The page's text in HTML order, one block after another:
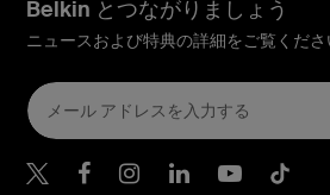
Belkin とつながりましょう
ニュースおよび特典の詳細をご覧くださ
Belkin Twitter
Belkin Facebook
BelkinBelkin